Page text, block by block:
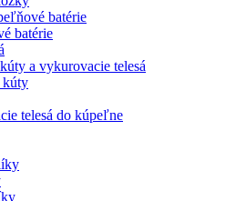
batérie
batérie
a vykurovacie telesá
kúty
telesá do kúpeľne